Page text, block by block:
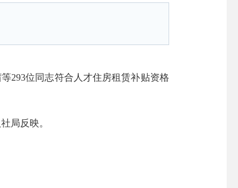
293位同志符合人才住房租赁补贴资格
局反映。